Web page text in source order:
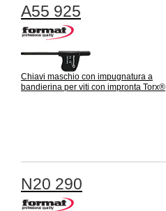
A55 925
Chiavi maschio con impugnatura a
bandierina per viti con impronta Torx®
N20 290